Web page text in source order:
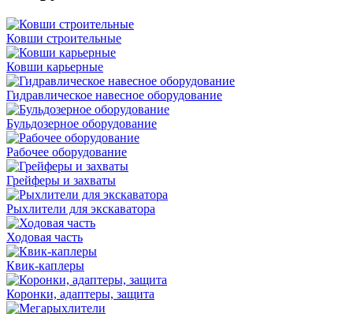
Ковши строительные
Ковши карьерные
Гидравлическое навесное оборудование
Бульдозерное оборудование
Рабочее оборудование
Грейферы и захваты
Рыхлители для экскаватора
Ходовая часть
Квик-каплеры
Коронки, адаптеры, защита